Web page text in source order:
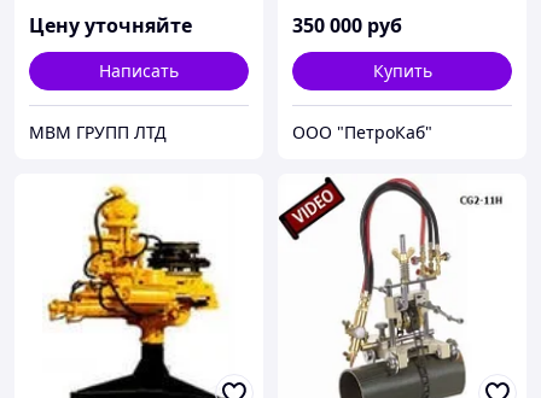
Цену уточняйте
Написать
МВМ ГРУПП ЛТД
350 000 руб
Купить
ООО "ПетроКаб"